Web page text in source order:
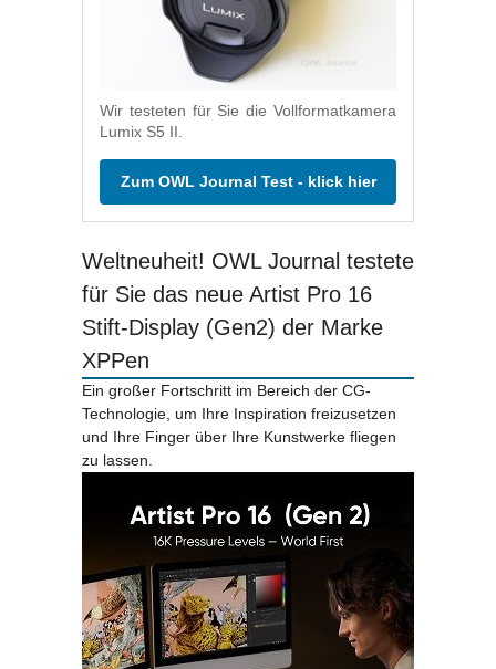
Wir testeten für Sie die Vollformatkamera
Lumix S5 II.
Zum OWL Journal Test - klick hier
Weltneuheit! OWL Journal testete
für Sie das neue Artist Pro 16
Stift-Display (Gen2) der Marke
XPPen
Ein großer Fortschritt im Bereich der CG-
Technologie, um Ihre Inspiration freizusetzen
und Ihre Finger über Ihre Kunstwerke fliegen
zu lassen.